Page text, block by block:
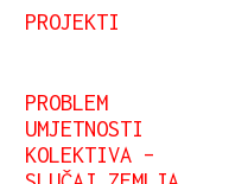
PROJEKTI
PROBLEM
UMJETNOSTI
KOLEKTIVA –